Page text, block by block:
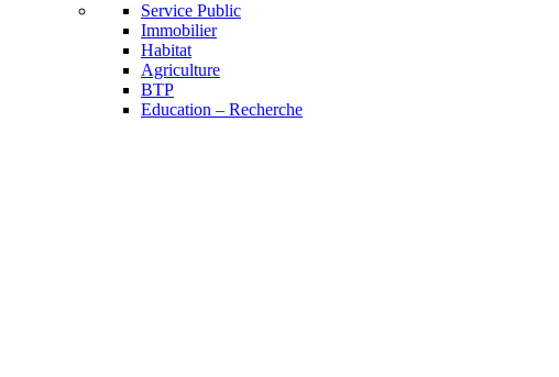
Service Public
Immobilier
Habitat
Agriculture
BTP
Education – Recherche